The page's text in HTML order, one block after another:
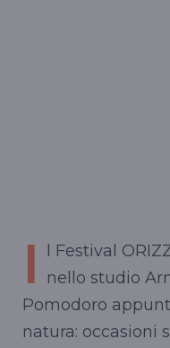
I
l Festival
nello studio
Pomodoro
natura: occasioni